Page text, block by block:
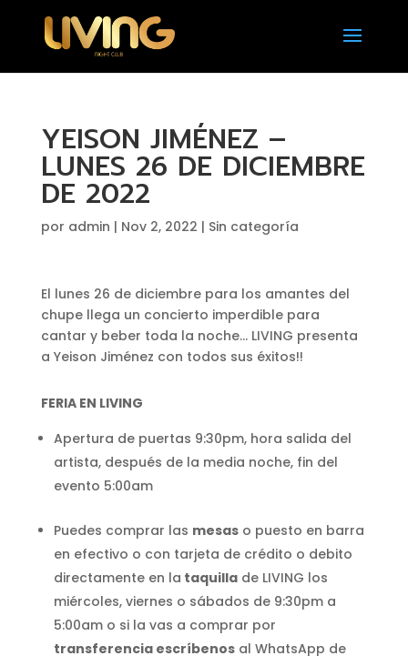
YEISON JIMÉNEZ –
LUNES 26 DE DICIEMBRE
DE 2022
por admin | Nov 2, 2022 | Sin categoría
El lunes 26 de diciembre para los amantes del
chupe llega un concierto imperdible para
cantar y beber toda la noche… LIVING presenta
a Yeison Jiménez con todos sus éxitos!!
FERIA EN LIVING
Apertura de puertas 9:30pm, hora salida del
artista, después de la media noche, fin del
evento 5:00am
Puedes comprar las mesaso puesto en barra
en efectivo o con tarjeta de crédito o debito
directamente en la taquillade LIVING los
miércoles, viernes o sábados de 9:30pm a
5:00am o si la vas a comprar por
transferencia escríbenosal WhatsApp de